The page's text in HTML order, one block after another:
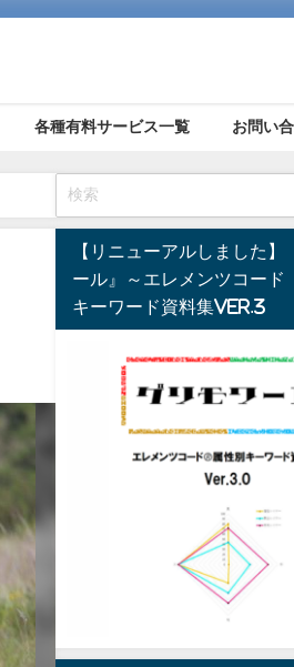
各種有料サービス一覧 お問い
【リニューアルしました】
ール』～エレメンツコード
キーワード資料集Ver.3